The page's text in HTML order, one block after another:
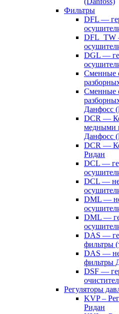
Фильтры
DFL —
DFL_TW
DGL —
Сменные
Сменные
Данфосс
DCR —
медными
Данфосс
DCR —
Ридан
DCL —
DCL —
DML —
DML —
DAS —
фильтры
DAS —
фильтры
DSF —
Регуляторы
KVP –
Ридан